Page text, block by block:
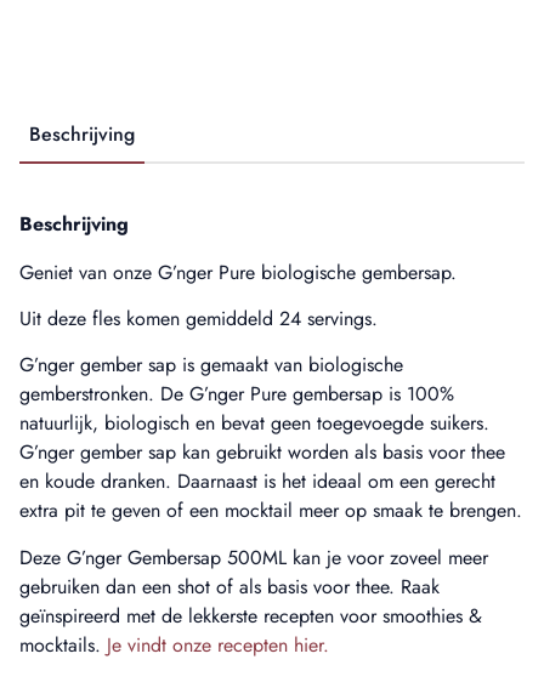
Beschrijving
Beschrijving
Geniet van onze G’nger Pure biologische gembersap.
Uit deze fles komen gemiddeld 24 servings.
G’nger gember sap is gemaakt van biologische
gemberstronken. De G’nger Pure gembersap is 100%
natuurlijk, biologisch en bevat geen toegevoegde suikers.
G’nger gember sap kan gebruikt worden als basis voor thee
en koude dranken. Daarnaast is het ideaal om een gerecht
extra pit te geven of een mocktail meer op smaak te brengen.
Deze G’nger Gembersap 500ML kan je voor zoveel meer
gebruiken dan een shot of als basis voor thee. Raak
geïnspireerd met de lekkerste recepten voor smoothies &
mocktails. Je vindt onze recepten hier.